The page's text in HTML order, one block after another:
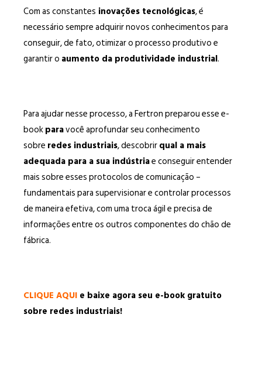
Com as constantes inovações tecnológicas, é
necessário sempre adquirir novos conhecimentos para
conseguir, de fato, otimizar o processo produtivo e
garantir o aumento da produtividade industrial.
Para ajudar nesse processo, a Fertron preparou esse e-
bookparavocê aprofundar seu conhecimento
sobre redes industriais, descobrirqual a mais
adequada para a sua indústriae conseguir entender
mais sobre esses protocolos de comunicação –
fundamentais para supervisionar e controlar processos
de maneira efetiva, com uma troca ágil e precisa de
informações entre os outros componentes do chão de
fábrica.
CLIQUE AQUI e baixe agora seu e-book gratuito
sobre redes industriais!